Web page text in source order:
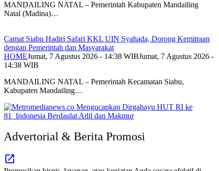
MANDAILING NATAL – Pemerintah Kabupaten Mandailing
Natal (Madina)…
Camat Siabu Hadiri Safari KKL UIN Syahada, Dorong Kemitraan
dengan Pemerintah dan Masyarakat
HOMEJumat, 7 Agustus 2026 - 14:38 WIBJumat, 7 Agustus 2026 -
14:38 WIB
MANDAILING NATAL – Pemerintah Kecamatan Siabu,
Kabupaten Mandailing…
Advertorial & Berita Promosi